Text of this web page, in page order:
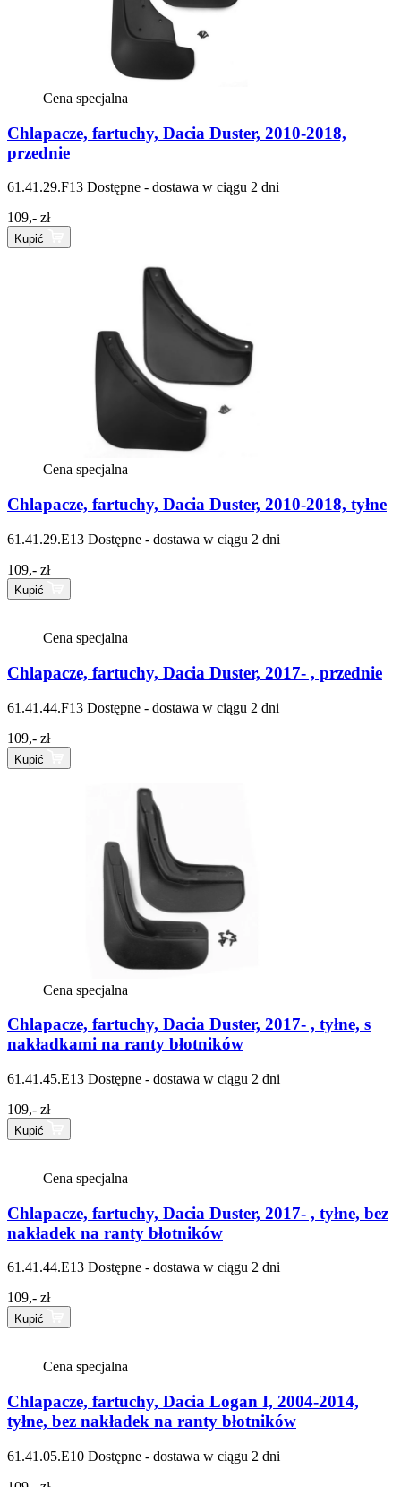
Cena specjalna
Chlapacze, fartuchy, Dacia Duster, 2010-2018,
przednie
61.41.29.F13 Dostępne - dostawa w ciągu 2 dni
109,- zł
Kupić
Cena specjalna
Chlapacze, fartuchy, Dacia Duster, 2010-2018, tyłne
61.41.29.E13 Dostępne - dostawa w ciągu 2 dni
109,- zł
Kupić
Cena specjalna
Chlapacze, fartuchy, Dacia Duster, 2017- , przednie
61.41.44.F13 Dostępne - dostawa w ciągu 2 dni
109,- zł
Kupić
Cena specjalna
Chlapacze, fartuchy, Dacia Duster, 2017- , tyłne, s
nakładkami na ranty błotników
61.41.45.E13 Dostępne - dostawa w ciągu 2 dni
109,- zł
Kupić
Cena specjalna
Chlapacze, fartuchy, Dacia Duster, 2017- , tyłne, bez
nakładek na ranty błotników
61.41.44.E13 Dostępne - dostawa w ciągu 2 dni
109,- zł
Kupić
Cena specjalna
Chlapacze, fartuchy, Dacia Logan I, 2004-2014,
tyłne, bez nakładek na ranty błotników
61.41.05.E10 Dostępne - dostawa w ciągu 2 dni